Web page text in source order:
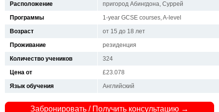
Расположение
пригород Абингдона, Суррей
Программы
1-year GCSE courses, A-level
Возраст
от 15 до 18 лет
Проживание
резиденция
Количество учеников
324
Цена от
£23.078
Язык обучения
Английский
Забронировать / Получить консультацию →